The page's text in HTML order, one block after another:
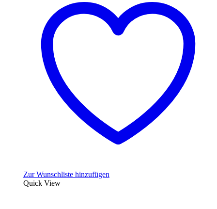
Zur Wunschliste hinzufügen
Quick View